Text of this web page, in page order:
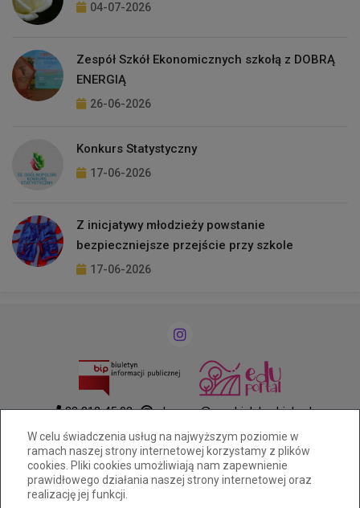
W celu świadczenia usług na najwyższym poziomie w
ramach naszej strony internetowej korzystamy z plików
cookies. Pliki cookies umożliwiają nam zapewnienie
prawidłowego działania naszej strony internetowej oraz
realizację jej funkcji.
04-07-2026
Zespół Szkół Ekonomicznych szkołą z DOBRĄ
ENERGIĄ
26-06-2026
Konkurs Statystyczny
17-06-2026
Z inicjatywy młodzieży powstanie
bezpieczniejsze przejście przy szkole
17-06-2026
33 812 45 03
ekonom@cuw.bielsko-biala.pl
Komorowicka 27, 43-300 Bielsko-Biała
AE:PL-30567-80333-VSTVT-20
Deklaracja dostępności
Tryb wysokiego kontrastu